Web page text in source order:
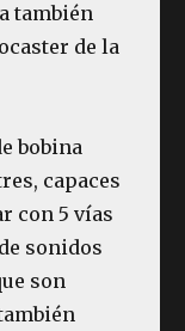
también
de la
bobina
capaces
con 5 vías
sonidos
son